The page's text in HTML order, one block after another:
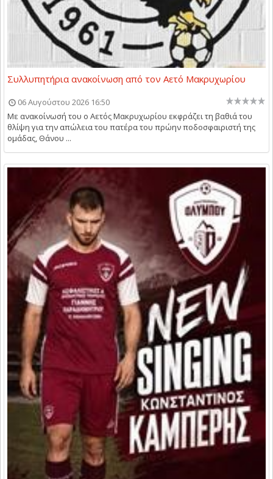
Συλλυπητήρια ανακοίνωση από τον Αετό Μακρυχωρίου
06 Αυγούστου 2026 16:50
Με ανακοίνωσή του ο Αετός Μακρυχωρίου εκφράζει τη βαθιά του
θλίψη για την απώλεια του πατέρα του πρώην ποδοσφαιριστή της
ομάδας, Θάνου ...